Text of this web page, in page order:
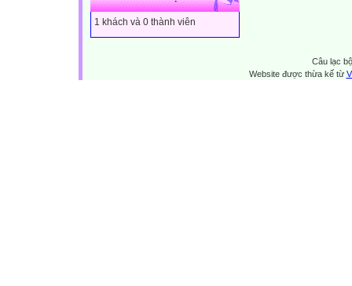
1 khách và 0 thành viên
Câu lạc
Website được thừa kế từ